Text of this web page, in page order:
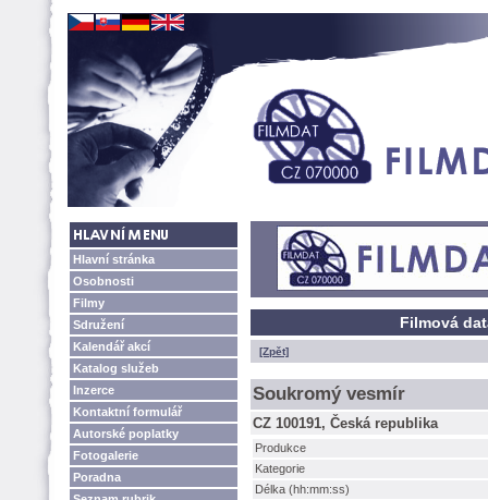
Hlavní stránka
Osobnosti
Filmy
Sdružení
Kalendář akcí
Katalog služeb
Inzerce
Kontaktní formulář
Autorské poplatky
Fotogalerie
Poradna
Filmová
[Zpět]
Soukromý vesmír
CZ 100191, Česká republika
Produkce
Kategorie
Délka (hh:mm:ss)